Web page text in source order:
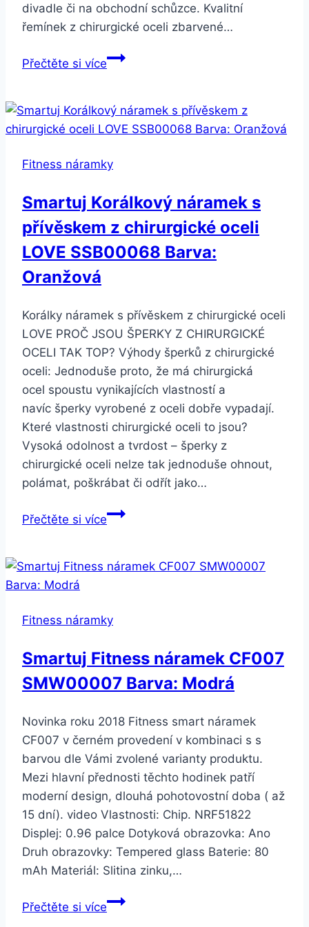
divadle či na obchodní schůzce. Kvalitní
řemínek z chirurgické oceli zbarvené…
Přečtěte si víceSmartuj
náramek-
smart
B78-
barvy
SMW50
Barva:
Stříbrná
Fitness náramky
Smartuj Korálkový náramek s
přívěskem z chirurgické oceli
LOVE SSB00068 Barva:
Oranžová
Korálky náramek s přívěskem z chirurgické oceli
LOVE PROČ JSOU ŠPERKY Z CHIRURGICKÉ
OCELI TAK TOP? Výhody šperků z chirurgické
oceli: Jednoduše proto, že má chirurgická
ocel spoustu vynikajících vlastností a
navíc šperky vyrobené z oceli dobře vypadají.
Které vlastnosti chirurgické oceli to jsou?
Vysoká odolnost a tvrdost – šperky z
chirurgické oceli nelze tak jednoduše ohnout,
polámat, poškrábat či odřít jako…
Přečtěte si víceSmartuj
s
chirurgické
LOVE
SSB00068
Oranžová
Fitness náramky
Smartuj Fitness náramek CF007
SMW00007 Barva: Modrá
Novinka roku 2018 Fitness smart náramek
CF007 v černém provedení v kombinaci s s
barvou dle Vámi zvolené varianty produktu.
Mezi hlavní přednosti těchto hodinek patří
moderní design, dlouhá pohotovostní doba ( až
15 dní). video Vlastnosti: Chip. NRF51822
Displej: 0.96 palce Dotyková obrazovka: Ano
Druh obrazovky: Tempered glass Baterie: 80
mAh Materiál: Slitina zinku,…
Přečtěte si víceSmartuj